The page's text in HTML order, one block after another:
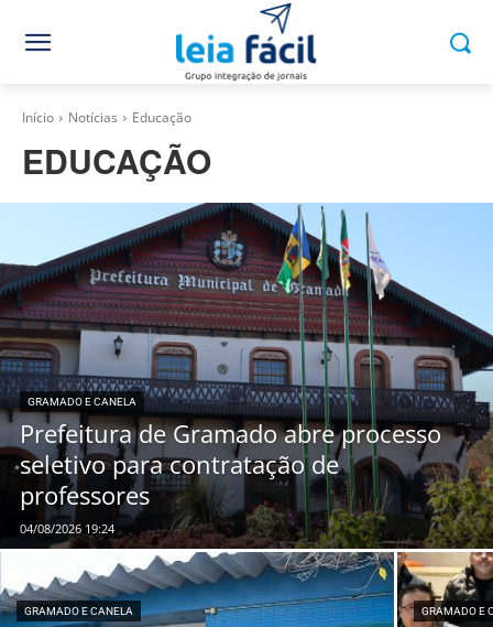
Início Notícias Educação
EDUCAÇÃO
GRAMADO E CANELA
Prefeitura de Gramado abre processo
seletivo para contratação de
professores
04/08/2026 19:24
GRAMADO E CANELA GRAMADO E